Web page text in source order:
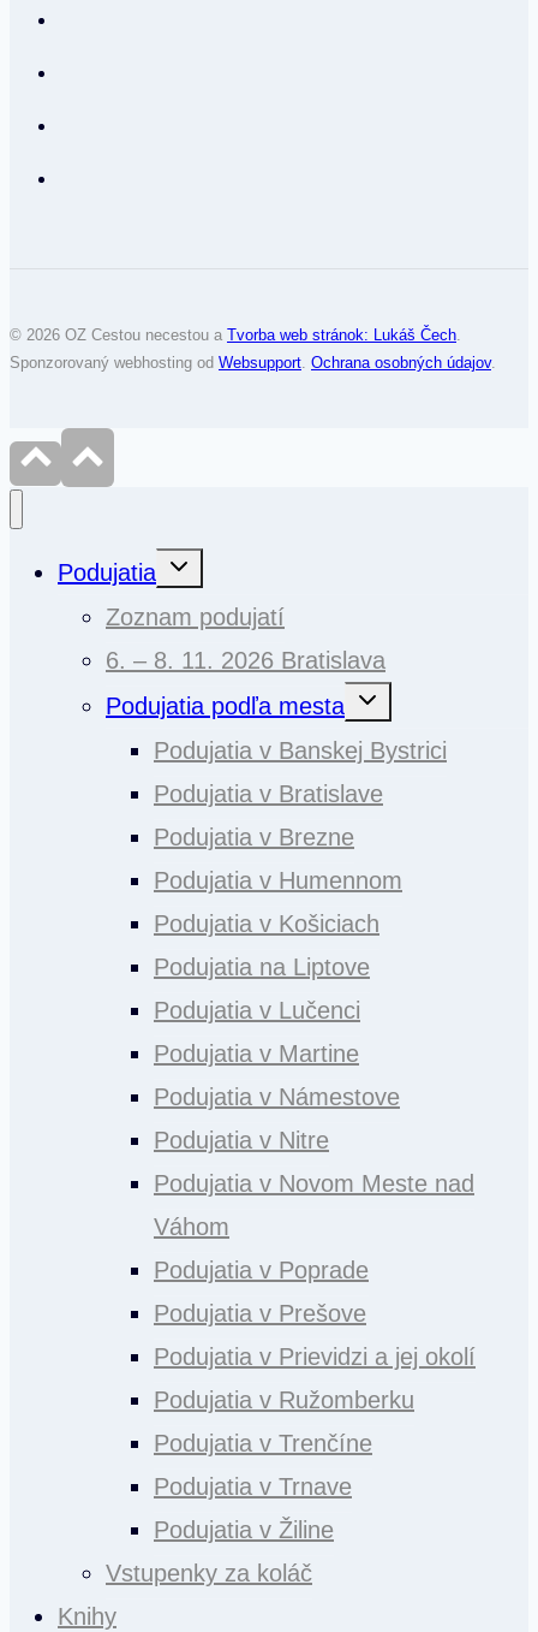
© 2026 OZ Cestou necestou a Tvorba web stránok: Lukáš Čech.
Sponzorovaný webhosting od Websupport. Ochrana osobných údajov.
Podujatia
Toggle
Zoznam podujatí
6. – 8. 11. 2026 Bratislava
Podujatia podľa mesta
Toggle
Podujatia v Banskej Bystrici
Podujatia v Bratislave
Podujatia v Brezne
Podujatia v Humennom
Podujatia v Košiciach
Podujatia na Liptove
Podujatia v Lučenci
Podujatia v Martine
Podujatia v Námestove
Podujatia v Nitre
Podujatia v Novom Meste nad
Váhom
Podujatia v Poprade
Podujatia v Prešove
Podujatia v Prievidzi a jej okolí
Podujatia v Ružomberku
Podujatia v Trenčíne
Podujatia v Trnave
Podujatia v Žiline
Vstupenky za koláč
Knihy